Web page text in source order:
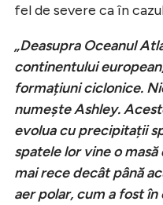
fel de severe ca în
„Deasupra Oceanul
continentului
formațiuni ciclonice.
numește Ashley.
evolua cu precipitații
spatele lor vine o
mai rece decât până
aer polar, cum a fost